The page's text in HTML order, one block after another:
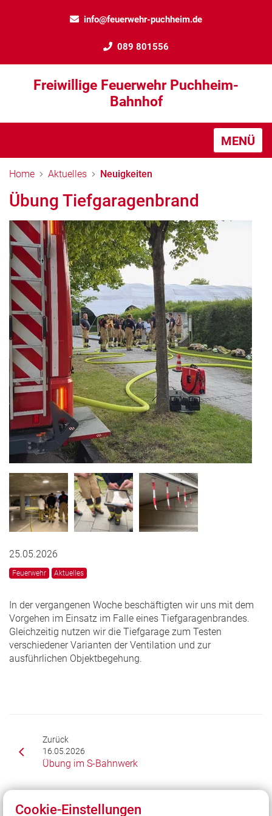
info@feuerwehr-puchheim.de
089 801556
Freiwillige Feuerwehr Puchheim-
Bahnhof
MENÜ
Home Aktuelles Neuigkeiten
Übung Tiefgaragenbrand
25.05.2026
Feuerwehr Aktuelles
In der vergangenen Woche beschäftigten wir uns mit dem
Vorgehen im Einsatz im Falle eines Tiefgaragenbrandes.
Gleichzeitig nutzen wir die Tiefgarage zum Testen
verschiedener Varianten der Ventilation und zur
ausführlichen Objektbegehung.
Zurück
16.05.2026
Übung im S-Bahnwerk
Cookie-Einstellungen